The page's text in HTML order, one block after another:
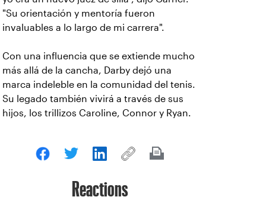
"Su orientación y mentoría fueron
invaluables a lo largo de mi carrera".
Con una influencia que se extiende mucho
más allá de la cancha, Darby dejó una
marca indeleble en la comunidad del tenis.
Su legado también vivirá a través de sus
hijos, los trillizos Caroline, Connor y Ryan.
Reactions